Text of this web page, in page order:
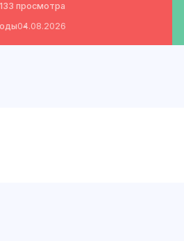
просмотра
04.08.2026